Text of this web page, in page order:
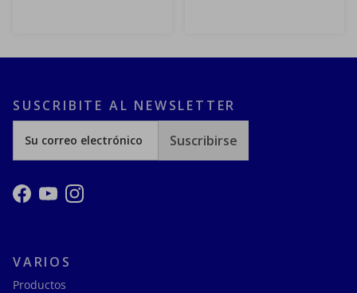
SUSCRIBITE AL NEWSLETTER
Suscribirse
FacebookYouTubeInstagram
VARIOS
Productos